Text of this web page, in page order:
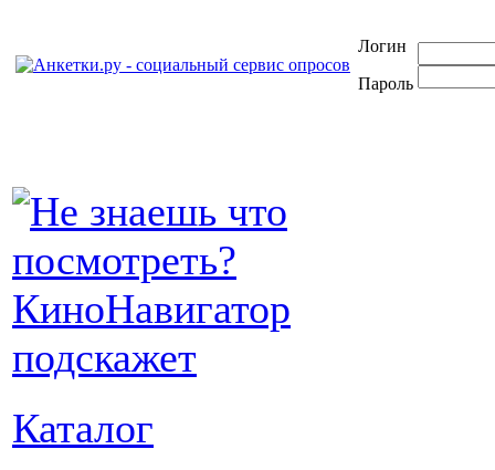
Логин
Пароль
Каталог